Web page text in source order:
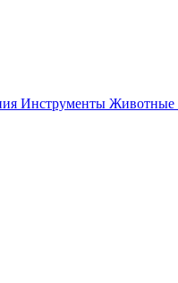
Инструменты Животные